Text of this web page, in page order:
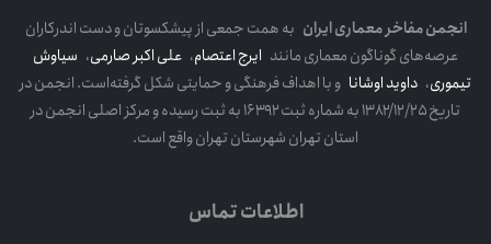
انجمن مفاخر معماری ایرانبه همت جمعی از پیشکسوتان و دست اندرکاران
عرصه‌های گوناگون معماری مانندایرج اعتصام،علی اکبر صارمی،سیاوش
تیموری،داوید اوشاناو با اهداف فرهنگی و حمایتی شکل گرفته‌است. انجمن در
تاریخ ۱۳۸۲/۱۲/۲۵ به شماره ثبت ۱۶۳۹۲ به ثبت رسیده و مرکز اصلی انجمن در
استان تهران شهرستان تهران واقع است.
اطلاعات تماس